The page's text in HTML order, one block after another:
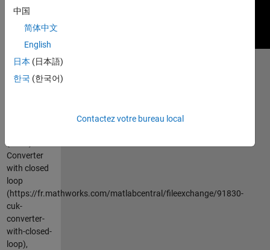
Citation
pour cette
Converter
with closed
loop
(https://fr.mathworks.com/matlabcentral/fileexchange/91830-
cuk-
converter-
with-closed-
loop),
中国
简体中文
English
日本 (日本語)
한국 (한국어)
Contactez votre bureau local